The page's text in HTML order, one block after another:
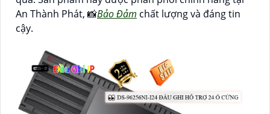
An Thành Phát, 📸Bảo Đảm chất lượng và đáng tin
cậy.